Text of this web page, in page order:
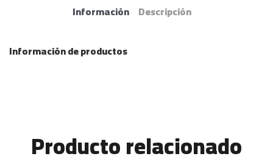
Información Descripción
Información de productos
Producto relacionado